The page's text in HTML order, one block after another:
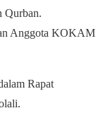
Qurban.
Anggota KOKAM
Rapat